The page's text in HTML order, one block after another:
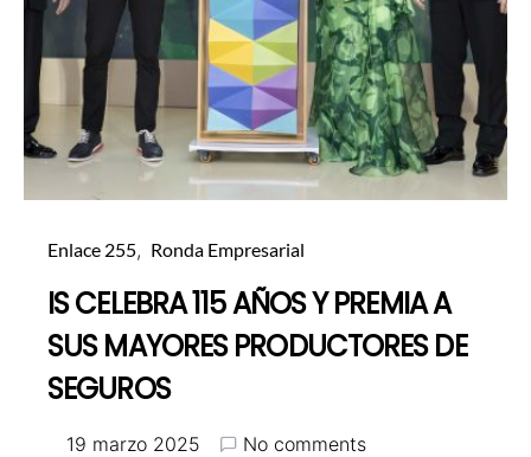
Enlace 255 Ronda Empresarial
IS CELEBRA 115 AÑOS Y PREMIA A
SUS MAYORES PRODUCTORES DE
SEGUROS
19 marzo 2025
No comments